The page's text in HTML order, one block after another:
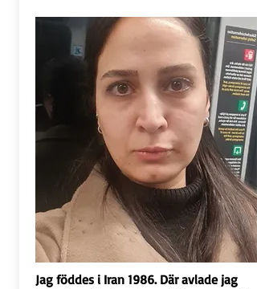
Jag föddes i Iran 1986. Där avlade jag